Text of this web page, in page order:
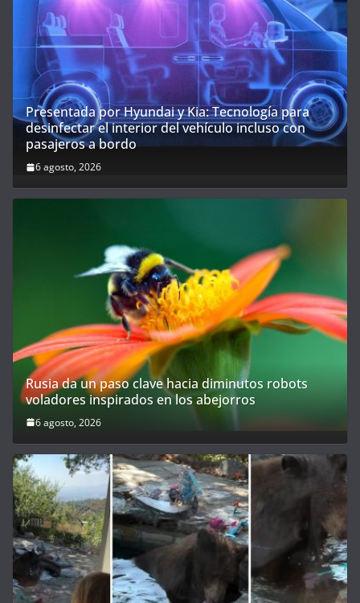
Presentada por Hyundai y Kia: Tecnología para
desinfectar el interior del vehículo incluso con
pasajeros a bordo
6 agosto, 2026
Rusia da un paso clave hacia diminutos robots
voladores inspirados en los abejorros
6 agosto, 2026